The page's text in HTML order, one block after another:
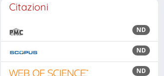
Citazioni
ND
ND
ND